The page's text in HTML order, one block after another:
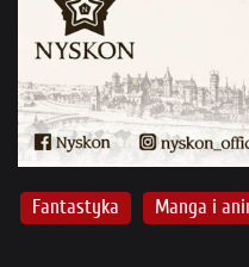
Fantastyka Manga i